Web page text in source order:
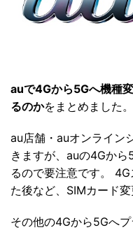
auで4Gから5Gへ機種
るのかをまとめました。
au店舗・auオンライン
きますが、auの4Gか
るので要注意です。
た後など、SIMカード
その他の4Gから5Gへ